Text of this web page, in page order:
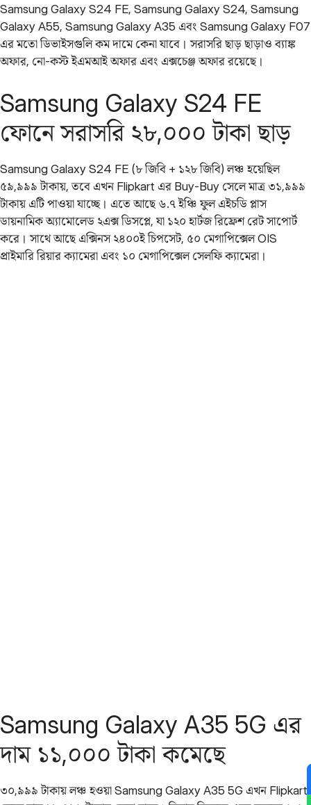
Samsung Galaxy S24 FE, Samsung Galaxy S24, Samsung
Galaxy A55, Samsung Galaxy A35 এবং Samsung Galaxy F07
এর মতো ডিভাইসগুলি কম দামে কেনা যাবে। সরাসরি ছাড় ছাড়াও ব্যাঙ্ক
অফার, নো-কস্ট ইএমআই অফার এবং এক্সচেঞ্জ অফার রয়েছে।
Samsung Galaxy S24 FE
ফোনে সরাসরি ২৮,০০০ টাকা ছাড়
Samsung Galaxy S24 FE (৮ জিবি + ১২৮ জিবি) লঞ্চ হয়েছিল
৫৯,৯৯৯ টাকায়, তবে এখন Flipkart এর Buy-Buy সেলে মাত্র ৩১,৯৯৯
টাকায় এটি পাওয়া যাচ্ছে। এতে আছে ৬.৭ ইঞ্চি ফুল এইচডি প্লাস
ডায়নামিক অ্যামোলেড ২এক্স ডিসপ্লে, যা ১২০ হার্টজ রিফ্রেশ রেট সাপোর্ট
করে। সাথে আছে এক্সিনস ২৪০০ই চিপসেট, ৫০ মেগাপিক্সেল OIS
প্রাইমারি রিয়ার ক্যামেরা এবং ১০ মেগাপিক্সেল সেলফি ক্যামেরা।
Samsung Galaxy A35 5G এর
দাম ১১,০০০ টাকা কমেছে
৩০,৯৯৯ টাকায় লঞ্চ হওয়া Samsung Galaxy A35 5G এখন Flipkart